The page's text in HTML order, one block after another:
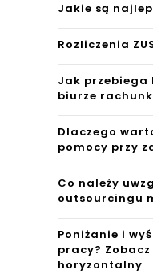
Jakie są
Rozliczenia
Jak
biurze
Dlaczego
pomocy przy
Co należy
outsourcingu
Poniżanie i
pracy?
horyzontalny